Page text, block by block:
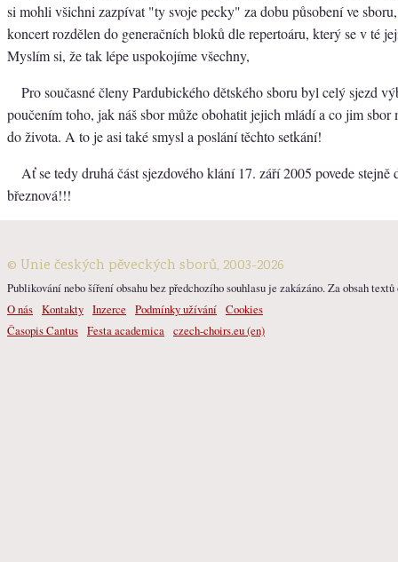
si mohli všichni zazpívat "ty svoje pecky" za dobu působení ve
koncert rozdělen do generačních bloků dle repertoáru, který se v té
Myslím si, že tak lépe uspokojíme všechny,
Pro současné členy Pardubického dětského sboru byl celý sjezd
poučením toho, jak náš sbor může obohatit jejich mládí a co jim sbor
do života. A to je asi také smysl a poslání těchto setkání!
Ať se tedy druhá část sjezdového klání 17. září 2005 povede stejně
březnová!!!
© Unie českých pěveckých sborů, 2003-2026
Publikování nebo šíření obsahu bez předchozího souhlasu je zakázáno. Za obsah
O nás Kontakty Inzerce Podmínky užívání Cookies
Časopis Cantus Festa academica czech-choirs.eu (en)